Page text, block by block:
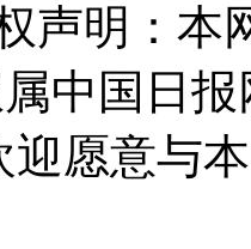
声明：
中国日
迎愿意与